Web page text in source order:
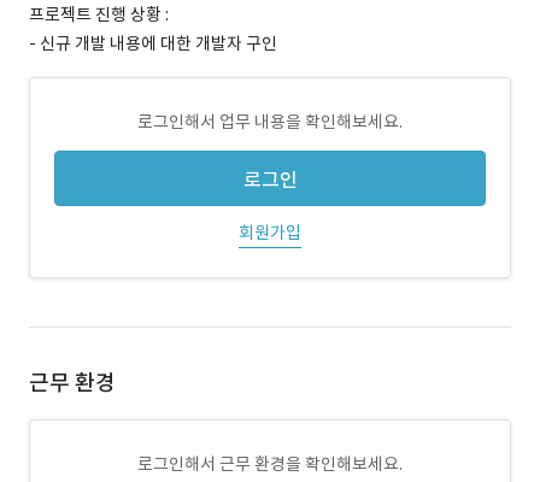
프로젝트 진행 상황 :
- 신규 개발 내용에 대한 개발자 구인
로그인해서 업무 내용을 확인해보세요.
로그인
회원가입
근무 환경
로그인해서 근무 환경을 확인해보세요.